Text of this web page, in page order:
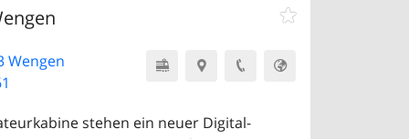
Wengen
stehen ein neuer Digital-